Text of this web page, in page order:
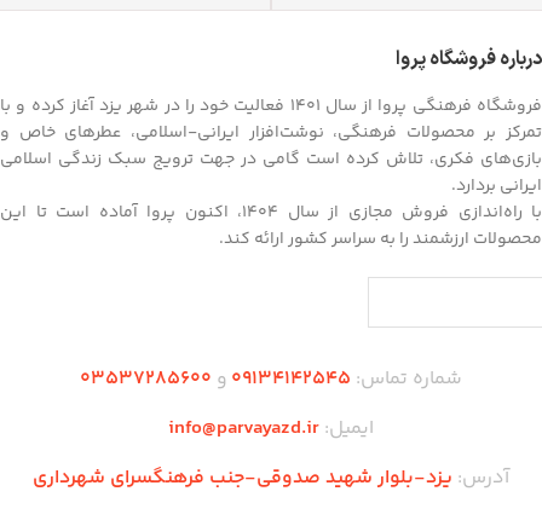
درباره فروشگاه پروا
فروشگاه فرهنگی پروا از سال ۱۴۰۱ فعالیت خود را در شهر یزد آغاز کرده و با
تمرکز بر محصولات فرهنگی، نوشت‌افزار ایرانی-اسلامی، عطرهای خاص و
بازی‌های فکری، تلاش کرده است گامی در جهت ترویج سبک زندگی اسلامی
ایرانی بردارد.
با راه‌اندازی فروش مجازی از سال ۱۴۰۴، اکنون پروا آماده است تا این
محصولات ارزشمند را به سراسر کشور ارائه کند.
شماره تماس: 09134142545 و 03537285600
ایمیل: info@parvayazd.ir
آدرس: یزد-بلوار شهید صدوقی-جنب فرهنگسرای شهرداری